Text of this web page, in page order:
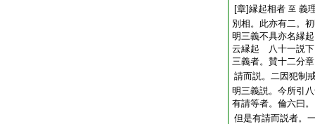
[章]縁起相者 至 義
別相。此亦有二。
明三義不具亦名縁
云縁起 八十一説下
三義者。賛十二分
請而説。二因犯制
明三義説。今所引
有請等者。倫六曰
但是有請而説者。